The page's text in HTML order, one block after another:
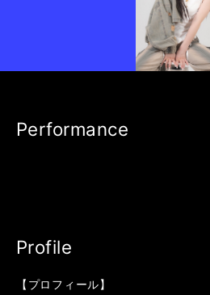
Performance
Profile
【プロフィール】